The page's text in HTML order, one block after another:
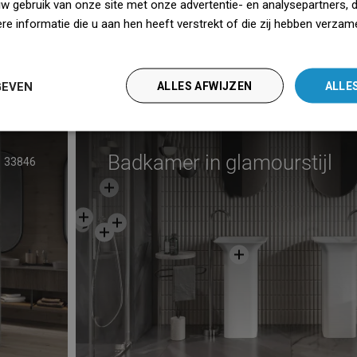
33846 Badkamer in glamourstijl
gebruik van onze site met onze advertentie- en analysepartners,
informatie die u aan hen heeft verstrekt of die zij hebben
ALLES AFWIJZEN